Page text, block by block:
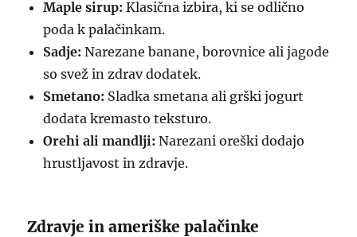
Maple sirup: Klasična izbira, ki se odlično
poda k palačinkam.
Sadje: Narezane banane, borovnice ali jagode
so svež in zdrav dodatek.
Smetano: Sladka smetana ali grški jogurt
dodata kremasto teksturo.
Orehi ali mandlji: Narezani oreški dodajo
hrustljavost in zdravje.
Zdravje in ameriške palačinke